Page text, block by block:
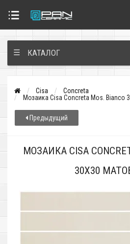
☰ КАТАЛОГ
Cisa
Concreta
Мозаика Cisa Concreta Mos. Bianco
Предыдущий
МОЗАИКА CISA
30X30